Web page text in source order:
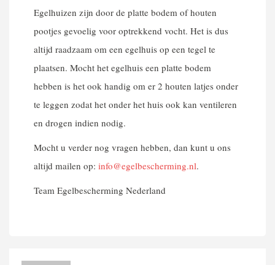
Egelhuizen zijn door de platte bodem of houten
pootjes gevoelig voor optrekkend vocht. Het is dus
altijd raadzaam om een egelhuis op een tegel te
plaatsen. Mocht het egelhuis een platte bodem
hebben is het ook handig om er 2 houten latjes onder
te leggen zodat het onder het huis ook kan ventileren
en drogen indien nodig.
Mocht u verder nog vragen hebben, dan kunt u ons
altijd mailen op: info@egelbescherming.nl.
Team Egelbescherming Nederland